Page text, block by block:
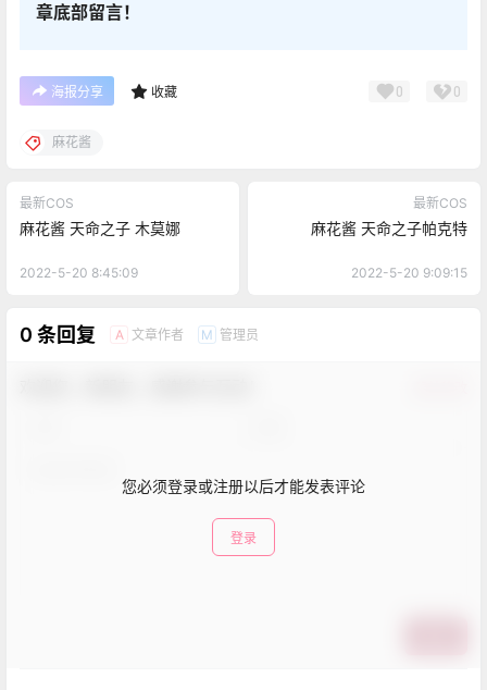
章底部留言！
海报分享 收藏 0 0
麻花酱
最新COS
麻花酱 天命之子 木莫娜
2022-5-20 8:45:09
最新COS
麻花酱 天命之子帕克特
2022-5-20 9:09:15
0 条回复 A 文章作者 M 管理员
您必须登录或注册以后才能发表评论
登录